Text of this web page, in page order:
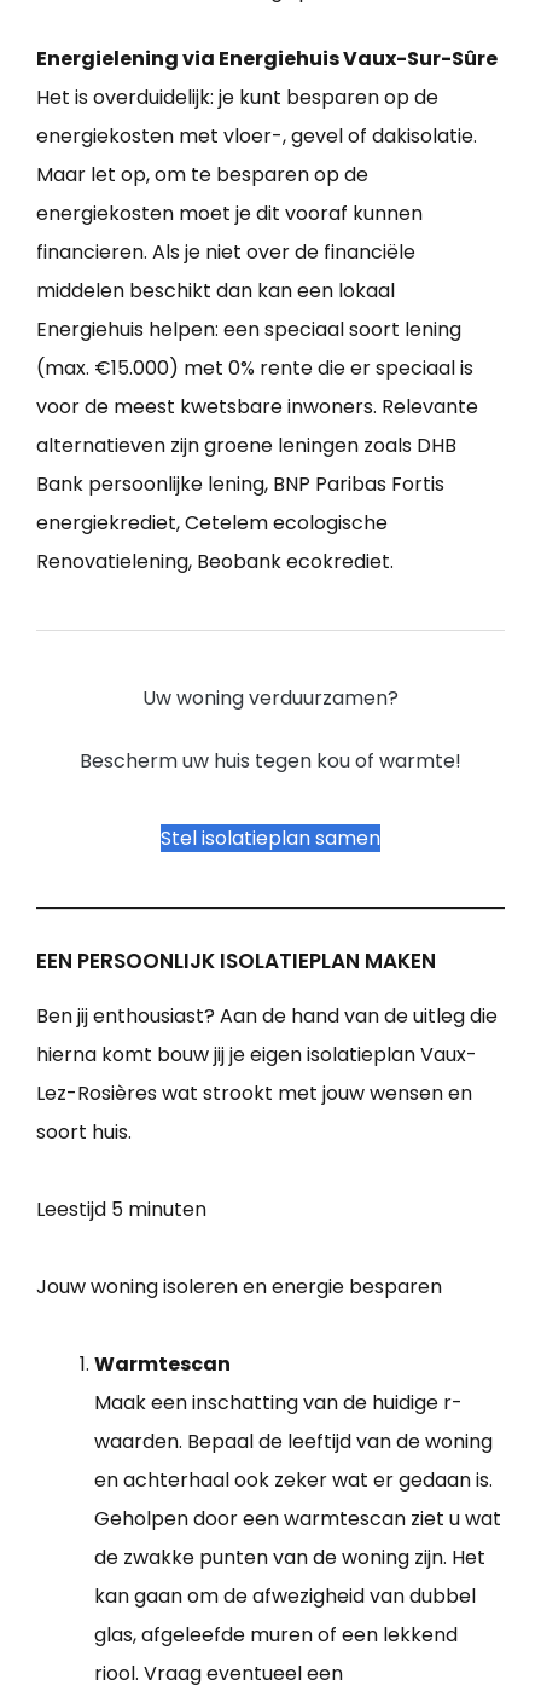
Energielening via Energiehuis Vaux-Sur-Sûre
Het is overduidelijk: je kunt besparen op de
energiekosten met vloer-, gevel of dakisolatie.
Maar let op, om te besparen op de
energiekosten moet je dit vooraf kunnen
financieren. Als je niet over de financiële
middelen beschikt dan kan een lokaal
Energiehuis helpen: een speciaal soort lening
(max. €15.000) met 0% rente die er speciaal is
voor de meest kwetsbare inwoners. Relevante
alternatieven zijn groene leningen zoals DHB
Bank persoonlijke lening, BNP Paribas Fortis
energiekrediet, Cetelem ecologische
Renovatielening, Beobank ecokrediet.
Uw woning verduurzamen?
Bescherm uw huis tegen kou of warmte!
Stel isolatieplan samen
EEN PERSOONLIJK ISOLATIEPLAN MAKEN
Ben jij enthousiast? Aan de hand van de uitleg die
hierna komt bouw jij je eigen isolatieplan Vaux-
Lez-Rosières wat strookt met jouw wensen en
soort huis.
Leestijd 5 minuten
Jouw woning isoleren en energie besparen
Warmtescan
Maak een inschatting van de huidige r-
waarden. Bepaal de leeftijd van de woning
en achterhaal ook zeker wat er gedaan is.
Geholpen door een warmtescan ziet u wat
de zwakke punten van de woning zijn. Het
kan gaan om de afwezigheid van dubbel
glas, afgeleefde muren of een lekkend
riool. Vraag eventueel een